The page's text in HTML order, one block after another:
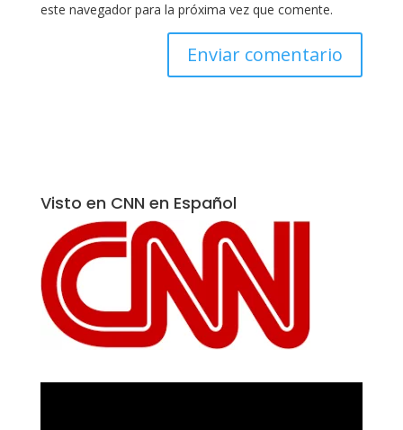
este navegador para la próxima vez que comente.
Visto en CNN en Español